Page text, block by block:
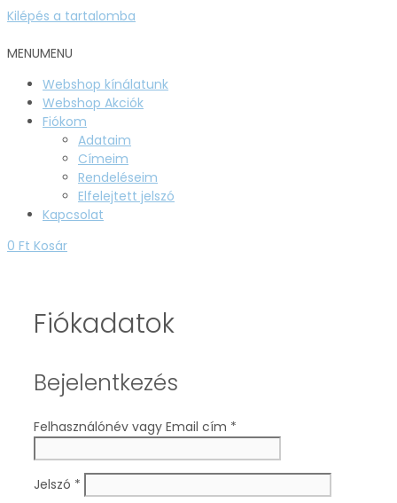
Kilépés a tartalomba
MENUMENU
Webshop kínálatunk
Webshop Akciók
Fiókom
Adataim
Címeim
Rendeléseim
Elfelejtett jelszó
Kapcsolat
0 Ft Kosár
Fiókadatok
Bejelentkezés
Felhasználónév vagy Email cím *
Jelszó *